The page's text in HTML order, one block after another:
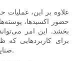
علاوه بر این،
حضور اکسیدها،
بخشد. این امر
برای کاربردهایی که
صنایع خودرو، لوازم خانگی و ساختمانی، مهم است.